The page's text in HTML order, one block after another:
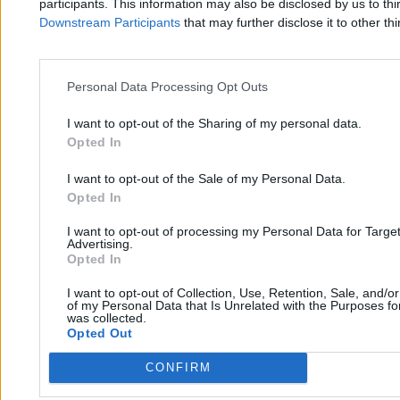
participants. This information may also be disclosed by us to
Downstream Participants that may further disclose it to other
Personal Data Processing Opt Outs
I want to opt-out of the Sharing of my personal data.
Opted In
I want to opt-out of the Sale of my Personal Data.
Opted In
I want to opt-out of processing my Personal Data for
Advertising.
Opted In
I want to opt-out of Collection, Use, Retention, Sale, and/
of my Personal Data that Is Unrelated with the Purposes
was collected.
Opted Out
CONFIRM
Zarobił fortunę na upadku Maduro. Grożą mu
24.04.2026
Świat